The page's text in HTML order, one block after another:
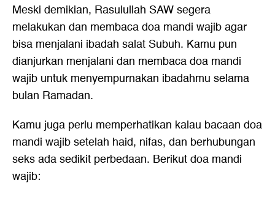
Meski demikian, Rasulullah SAW segera
melakukan dan membaca doa mandi wajib agar
bisa menjalani ibadah salat Subuh. Kamu pun
dianjurkan menjalani dan membaca doa mandi
wajib untuk menyempurnakan ibadahmu selama
bulan Ramadan.
Kamu juga perlu memperhatikan kalau bacaan doa
mandi wajibsetelah haid, nifas, dan berhubungan
seks ada sedikit perbedaan. Berikut doa mandi
wajib: